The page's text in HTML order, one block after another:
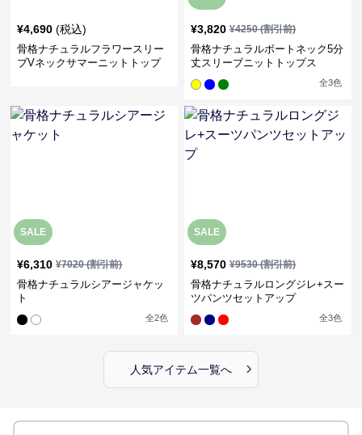
¥4,690 (税込)
骨格ナチュラルフラワースリー
ブVネックサマーニットトップ
¥3,820 ¥4250(割引前)
骨格ナチュラルボートネック5分
丈スリーブニットトップス
全3色
SALE
¥6,310 ¥7020(割引前)
骨格ナチュラルシアージャケッ
ト
全2色
SALE
¥8,570 ¥9530(割引前)
骨格ナチュラルロングジレ+スー
ツパンツセットアップ
全3色
人気アイテム一覧へ ›